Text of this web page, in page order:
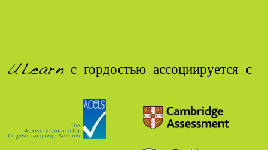
ULearn с гордостью ассоциируется с